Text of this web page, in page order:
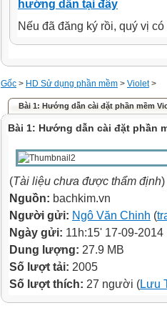
hướng dẫn tại đây
Nếu đã đăng ký rồi, quý vị
Gốc > HD Sử dụng phần mềm > Violet>
Bài 1: Hướng dẫn cài đặt phần mềm
Bài 1: Hướng dẫn cài đặt phần
(Tài liệu chưa được thẩm định)
Nguồn: bachkim.vn
Người gửi: Ngô Văn Chinh (
Ngày gửi: 11h:15' 17-09-2014
Dung lượng: 27.9 MB
Số lượt tải: 2005
Số lượt thích: 27 người (Lưu